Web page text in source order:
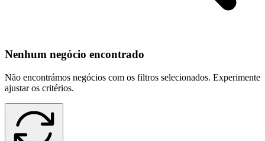
Nenhum negócio encontrado
Não encontrámos negócios com os filtros selecionados. Experimente
ajustar os critérios.